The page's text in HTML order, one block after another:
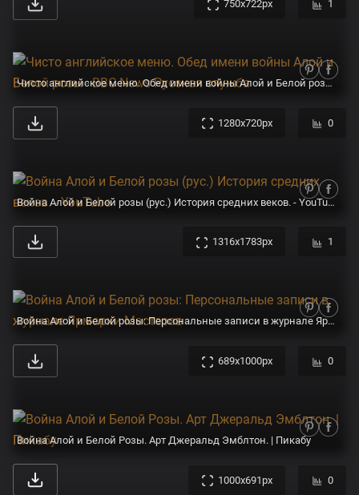
750x722px 1
Чисто английское меню. Обед имени войны Алой и Белой розы - BBC News Русская служба
1280x720px 0
Война Алой и Белой розы (рус.) История средних веков. - YouTube
1316x1783px 1
Война Алой и Белой розы: Персональные записи в журнале Ярмарки Мастеров
689x1000px 0
Война Алой и Белой Розы. Арт Джеральд Эмблтон. | Пикабу
1000x691px 0